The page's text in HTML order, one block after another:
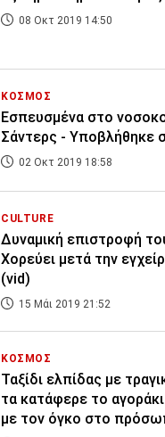
08 Οκτ 2019 14:50
ΚΟΣΜΟΣ
Εσπευσμένα στο
Σάντερς - Υποβλήθηκε
02 Οκτ 2019 18:58
CULTURE
Δυναμική επιστροφή
Χορεύει μετά την
(vid)
15 Μάι 2019 21:52
ΚΟΣΜΟΣ
Ταξίδι ελπίδας με
τα κατάφερε το
με τον όγκο στο